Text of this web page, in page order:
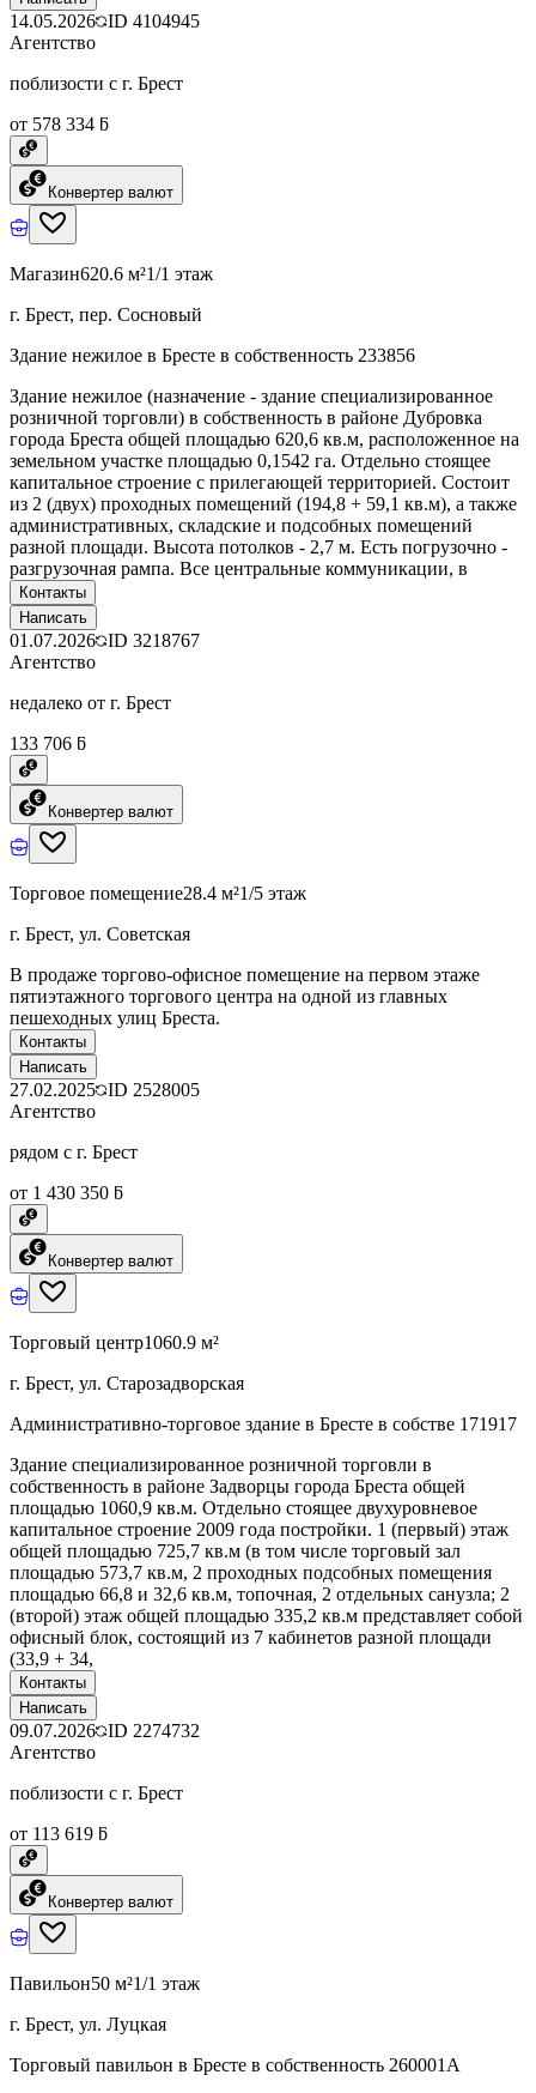
14.05.2026 ID 4104945
Агентство
поблизости с г. Брест
от 578 334 ƃ
Конвертер валют
Магазин620.6 м²1/1 этаж
г. Брест, пер. Сосновый
Здание нежилое в Бресте в собственность 233856
Здание нежилое (назначение - здание специализированное
розничной торговли) в собственность в районе Дубровка
города Бреста общей площадью 620,6 кв.м, расположенное на
земельном участке площадью 0,1542 га. Отдельно стоящее
капитальное строение с прилегающей территорией. Состоит
из 2 (двух) проходных помещений (194,8 + 59,1 кв.м), а также
административных, складские и подсобных помещений
разной площади. Высота потолков - 2,7 м. Есть погрузочно -
разгрузочная рампа. Все центральные коммуникации, в
Контакты
Написать
01.07.2026 ID 3218767
Агентство
недалеко от г. Брест
133 706 ƃ
Конвертер валют
Торговое помещение28.4 м²1/5 этаж
г. Брест, ул. Советская
В продаже торгово-офисное помещение на первом этаже
пятиэтажного торгового центра на одной из главных
пешеходных улиц Бреста.
Контакты
Написать
27.02.2025 ID 2528005
Агентство
рядом с г. Брест
от 1 430 350 ƃ
Конвертер валют
Торговый центр1060.9 м²
г. Брест, ул. Старозадворская
Административно-торговое здание в Бресте в собстве 171917
Здание специализированное розничной торговли в
собственность в районе Задворцы города Бреста общей
площадью 1060,9 кв.м. Отдельно стоящее двухуровневое
капитальное строение 2009 года постройки. 1 (первый) этаж
общей площадью 725,7 кв.м (в том числе торговый зал
площадью 573,7 кв.м, 2 проходных подсобных помещения
площадью 66,8 и 32,6 кв.м, топочная, 2 отдельных санузла; 2
(второй) этаж общей площадью 335,2 кв.м представляет собой
офисный блок, состоящий из 7 кабинетов разной площади
(33,9 + 34,
Контакты
Написать
09.07.2026 ID 2274732
Агентство
поблизости с г. Брест
от 113 619 ƃ
Конвертер валют
Павильон50 м²1/1 этаж
г. Брест, ул. Луцкая
Торговый павильон в Бресте в собственность 260001A